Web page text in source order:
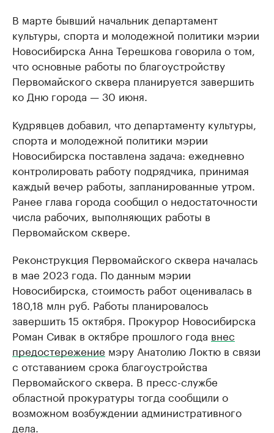
В марте бывший начальник департамент
культуры, спорта и молодежной политики мэрии
Новосибирска Анна Терешкова говорила о том,
что основные работы по благоустройству
Первомайского сквера планируется завершить
ко Дню города — 30 июня.
Кудрявцев добавил, что департаменту культуры,
спорта и молодежной политики мэрии
Новосибирска поставлена задача: ежедневно
контролировать работу подрядчика, принимая
каждый вечер работы, запланированные утром.
Ранее глава города сообщил о недостаточности
числа рабочих, выполняющих работы в
Первомайском сквере.
Реконструкция Первомайского сквера началась
в мае 2023 года. По данным мэрии
Новосибирска, стоимость работ оценивалась в
180,18 млн руб. Работы планировалось
завершить 15 октября. Прокурор Новосибирска
Роман Сивак в октябре прошлого года внес
предостережение мэру Анатолию Локтю в связи
с отставанием срока благоустройства
Первомайского сквера. В пресс-службе
областной прокуратуры тогда сообщили о
возможном возбуждении административного
дела.